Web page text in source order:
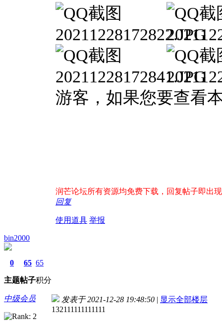
游客，如果您要查看
润芒论坛所有资源均免费下载，回复帖子即出
回复
使用道具 举报
bin2000
0
主题
65
帖子
65
积分
中级会员 发表于 2021-12-28 19:48:50 | 显示全部楼层
132111111111111